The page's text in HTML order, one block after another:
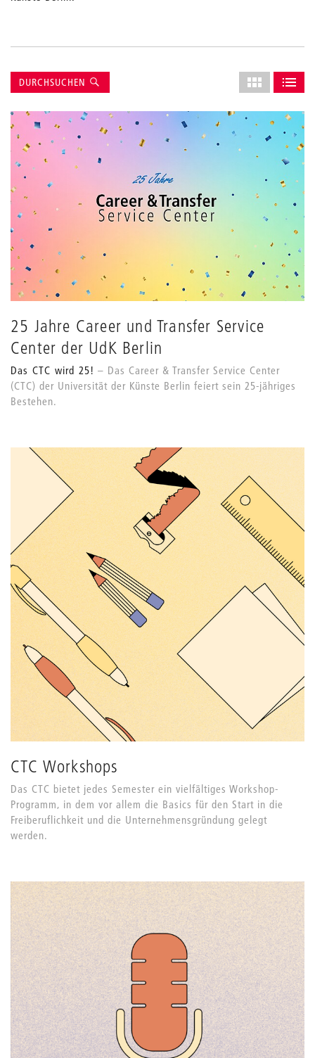
Suche
DURCHSUCHEN
Layout
des
Grids
anpassen
ALS GRIDALS
25 Jahre Career und Transfer Service
Center der UdK Berlin
Das CTC wird 25!
Das Career & Transfer Service Center
(CTC) der Universität der Künste Berlin feiert sein 25-jähriges
Bestehen.
CTC Workshops
Das CTC bietet jedes Semester ein vielfältiges Workshop-
Programm, in dem vor allem die Basics für den Start in die
Freiberuflichkeit und die Unternehmensgründung gelegt
werden.